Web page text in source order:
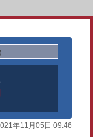
年11月05日 09:46